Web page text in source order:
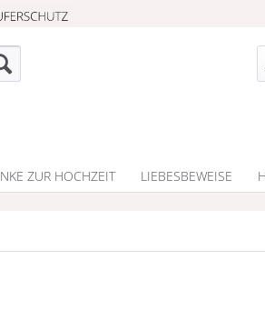
ZUR HOCHZEIT LIEBESBEWEISE